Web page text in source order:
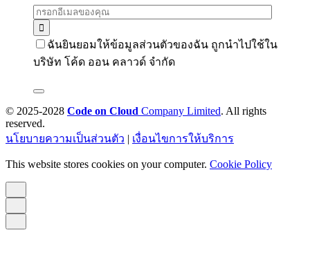
ฉันยินยอมให้ข้อมูลส่วนตัวของฉัน ถูกนำไปใช้ใน
บริษัท โค้ด ออน คลาวด์ จำกัด
© 2025-2028 Code on Cloud Company Limited. All rights
reserved.
นโยบายความเป็นส่วนตัว | เงื่อนไขการให้บริการ
This website stores cookies on your computer. Cookie Policy